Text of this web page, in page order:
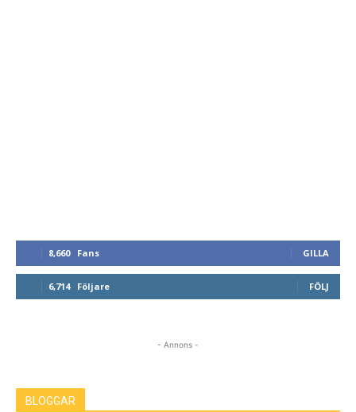
8,660 Fans GILLA
6,714 Följare FÖLJ
- Annons -
BLOGGAR